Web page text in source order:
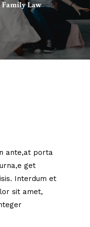
Family Law
ante,at porta
get
Interdum et
sit amet,